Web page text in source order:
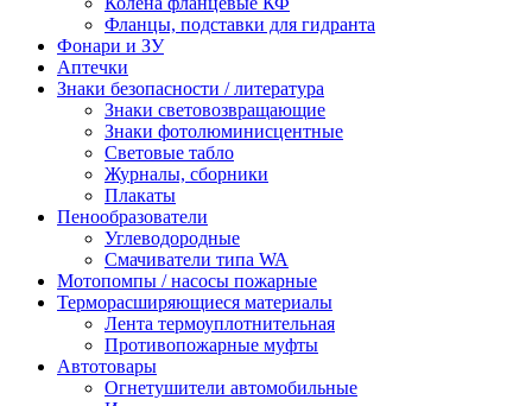
Фланцы, подставки для гидранта
Фонари и ЗУ
Аптечки
Знаки безопасности / литература
Знаки световозвращающие
Знаки фотолюминисцентные
Световые табло
Журналы, сборники
Плакаты
Пенообразователи
Углеводородные
Смачиватели типа WA
Мотопомпы / насосы пожарные
Терморасширяющиеся материалы
Лента термоуплотнительная
Противопожарные муфты
Автотовары
Огнетушители автомобильные